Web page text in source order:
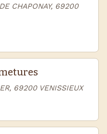
CHAPONAY, 69200
69200 VENISSIEUX